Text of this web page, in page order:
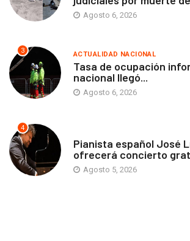
Agosto 6, 2026
3 ACTUALIDAD NACIONAL
Tasa de ocupación
nacional llegó...
Agosto 6, 2026
4
Pianista español José
ofrecerá concierto
Agosto 5, 2026